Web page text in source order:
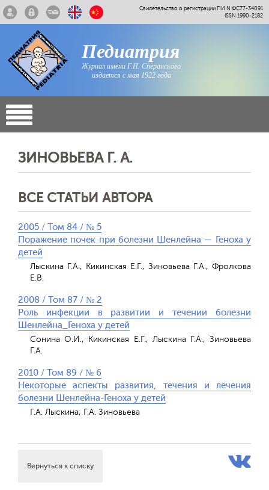
Свидетельство о регистрации ПИ N ФС77-34091
ISSN 1990-2182
Педиатрия
Журнал имени Г.Н. Сперанского
издается с мая 1922 года
ЗИНОВЬЕВА Г. А.
ВСЕ СТАТЬИ АВТОРА
2005 / Том 84 / № 5
Поражение почек при болезни Шенлейна — Геноха у
детей
Лыскина Г.А., Кикинская Е.Г., Зиновьева Г.А., Фролкова
Е.В.
2008 / Том 87 / № 2
Роль инфекции в развитии и течении болезни
Шенлейна_Геноха у детей
Сонина О.И., Кикинская Е.Г., Лыскина Г.А., Зиновьева
Г.А.
2010 / Том 89 / № 6
Некоторые аспекты развития, течения и лечения
болезни Шенлейна-Геноха у детей
Г.А. Лыскина, Г.А. Зиновьева
Вернуться к списку